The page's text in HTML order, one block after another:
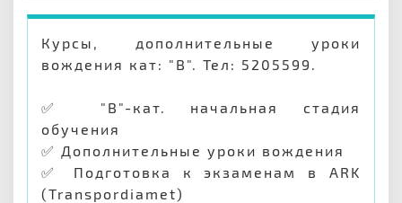
Курсы, дополнительные уроки
вождения кат: "B". Тел: 5205599.
✅ "B"-кат. начальная стадия
обучения
✅ Дополнительные уроки вождения
✅ Подготовка к экзаменам в ARK
(Transpordiamet)